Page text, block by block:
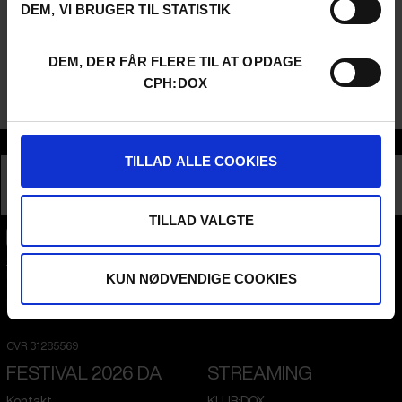
DEM, VI BRUGER TIL STATISTIK
DEM, DER FÅR FLERE TIL AT OPDAGE
CPH:DOX
TILLAD ALLE COOKIES
TILLAD VALGTE
KUN NØDVENDIGE COOKIES
Dette event er blevet muligt med støtte fra Brønshøj-Husum
Denne samtale er på dansk.
Sektion
CPH:DOX
Denmark
CVR 31285569
FESTIVAL 2026 DA STREAMING